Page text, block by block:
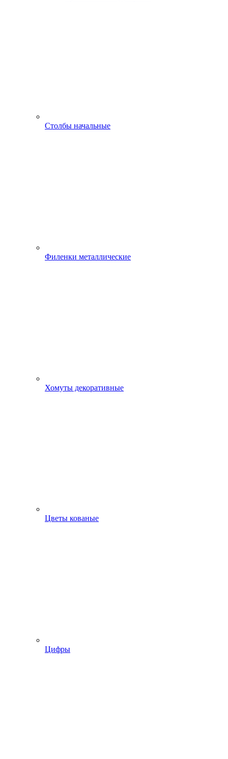
Столбы начальные
Филенки металлические
Хомуты декоративные
Цветы кованые
Цифры